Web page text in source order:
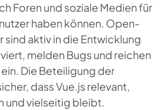
Foren und soziale Medien für
haben können. Open-
aktiv in die Entwicklung
melden Bugs und reichen
Die Beteiligung der
dass Vue.js relevant,
und vielseitig bleibt.